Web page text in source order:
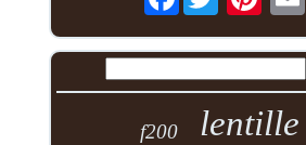
f200 lentille